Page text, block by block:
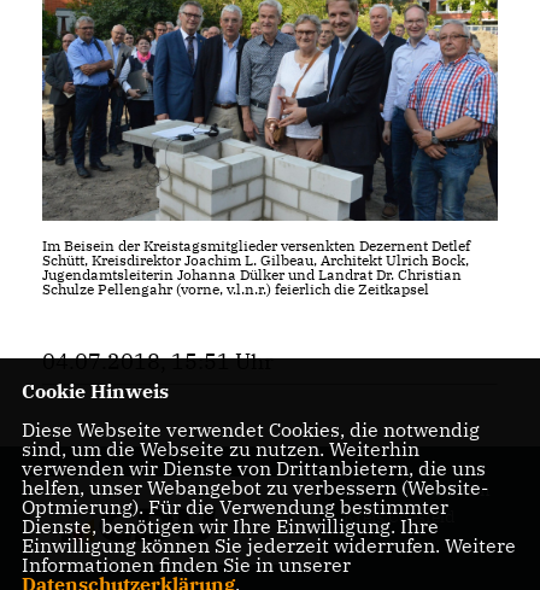
Im Beisein der Kreistagsmitglieder versenkten Dezernent Detlef
Schütt, Kreisdirektor Joachim L. Gilbeau, Architekt Ulrich Bock,
Jugendamtsleiterin Johanna Dülker und Landrat Dr. Christian
Schulze Pellengahr (vorne, v.l.n.r.) feierlich die Zeitkapsel
04.07.2018, 15:51 Uhr
Ihr Landrat für den
Kreis Coesfeld
Cookie Hinweis
Diese Webseite verwendet Cookies, die notwendig
sind, um die Webseite zu nutzen. Weiterhin
verwenden wir Dienste von Drittanbietern, die uns
helfen, unser Webangebot zu verbessern (Website-
Optmierung). Für die Verwendung bestimmter
Dienste, benötigen wir Ihre Einwilligung. Ihre
Einwilligung können Sie jederzeit widerrufen. Weitere
Informationen finden Sie in unserer
Datenschutzerklärung.